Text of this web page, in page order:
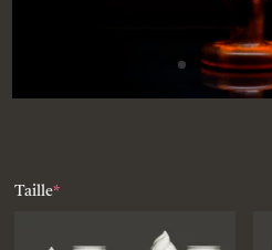
Taille*(required)